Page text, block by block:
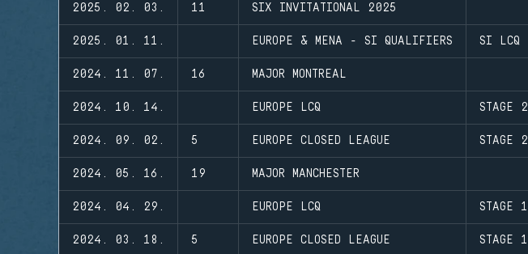
2025. 02. 03. 11 SIX INVITATIONAL 2025
2025. 01. 11. EUROPE & MENA - SI QUALIFIERS SI LCQ
2024. 11. 07. 16 MAJOR MONTREAL
2024. 10. 14. EUROPE LCQ STAGE 2
2024. 09. 02. 5 EUROPE CLOSED LEAGUE STAGE 2
2024. 05. 16. 19 MAJOR MANCHESTER
2024. 04. 29. EUROPE LCQ STAGE 1
2024. 03. 18. 5 EUROPE CLOSED LEAGUE STAGE 1